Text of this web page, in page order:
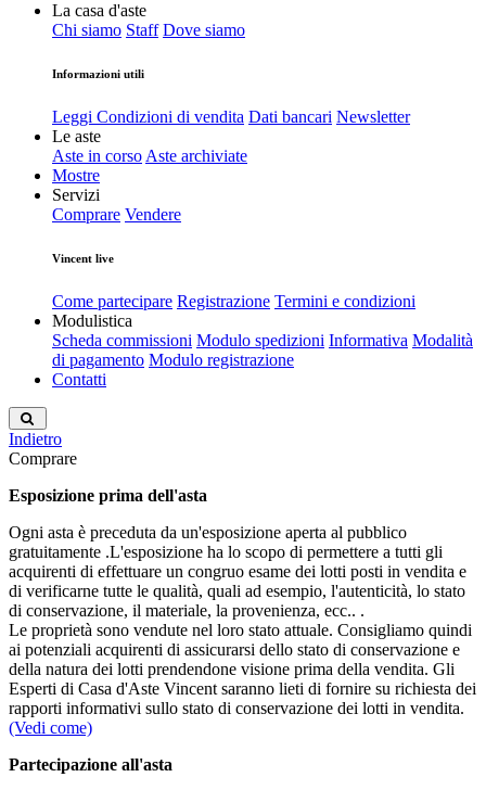
La casa d'aste
Chi siamo Staff Dove siamo
Informazioni utili
Leggi Condizioni di vendita Dati bancari Newsletter
Le aste
Aste in corso Aste archiviate
Mostre
Servizi
Comprare Vendere
Vincent live
Come partecipare Registrazione Termini e condizioni
Modulistica
Scheda commissioni Modulo spedizioni Informativa Modalità
di pagamento Modulo registrazione
Contatti
Indietro
Comprare
Esposizione prima dell'asta
Ogni asta è preceduta da un'esposizione aperta al pubblico
gratuitamente .L'esposizione ha lo scopo di permettere a tutti gli
acquirenti di effettuare un congruo esame dei lotti posti in vendita e
di verificarne tutte le qualità, quali ad esempio, l'autenticità, lo stato
di conservazione, il materiale, la provenienza, ecc.. .
Le proprietà sono vendute nel loro stato attuale. Consigliamo quindi
ai potenziali acquirenti di assicurarsi dello stato di conservazione e
della natura dei lotti prendendone visione prima della vendita. Gli
Esperti di Casa d'Aste Vincent saranno lieti di fornire su richiesta dei
rapporti informativi sullo stato di conservazione dei lotti in vendita.
(Vedi come)
Partecipazione all'asta